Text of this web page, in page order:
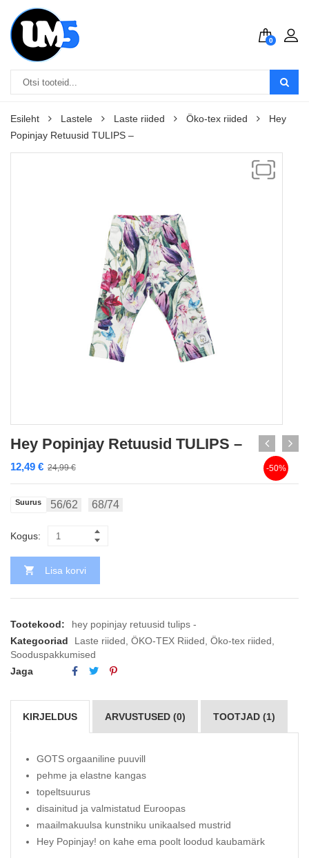
0
Esileht Lastele Laste riided Öko-tex riided
Hey
Popinjay Retuusid TULIPS –
Hey Popinjay Retuusid TULIPS –
24,99€
12,49 € -50%
Suurus 56/62 68/74
Kogus:
Lisa korvi
Tootekood:
hey popinjay retuusid tulips -
Kategooriad
Laste riided ÖKO-TEX Riided Öko-tex riided
Sooduspakkumised
Jaga
KIRJELDUS ARVUSTUSED (0) TOOTJAD (1)
GOTS orgaaniline puuvill
pehme ja elastne kangas
topeltsuurus
disainitud ja valmistatud Euroopas
maailmakuulsa kunstniku unikaalsed mustrid
Hey Popinjay! on kahe ema poolt loodud kaubamärk